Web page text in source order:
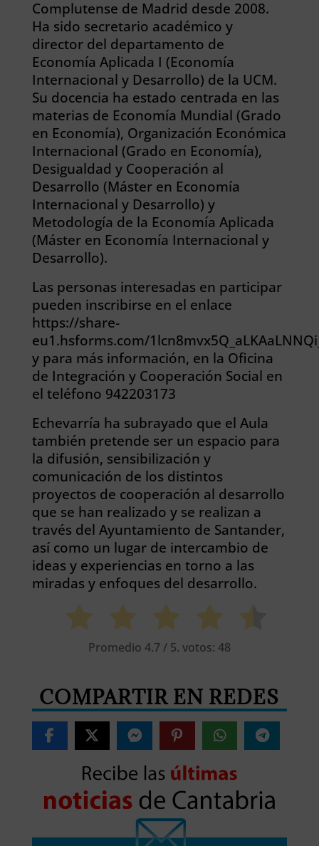
Complutense de Madrid desde 2008.
Ha sido secretario académico y
director del departamento de
Economía Aplicada I (Economía
Internacional y Desarrollo) de la UCM.
Su docencia ha estado centrada en las
materias de Economía Mundial (Grado
en Economía), Organización Económica
Internacional (Grado en Economía),
Desigualdad y Cooperación al
Desarrollo (Máster en Economía
Internacional y Desarrollo) y
Metodología de la Economía Aplicada
(Máster en Economía Internacional y
Desarrollo).
Las personas interesadas en participar
pueden inscribirse en el enlace
https://share-
eu1.hsforms.com/
y para más información, en la Oficina
de Integración y Cooperación Social en
el teléfono 942203173
Echevarría ha subrayado que el Aula
también pretende ser un espacio para
la difusión, sensibilización y
comunicación de los distintos
proyectos de cooperación al desarrollo
que se han realizado y se realizan a
través del Ayuntamiento de Santander,
así como un lugar de intercambio de
ideas y experiencias en torno a las
miradas y enfoques del desarrollo.
Promedio 4.7 / 5. votos: 48
COMPARTIR EN REDES